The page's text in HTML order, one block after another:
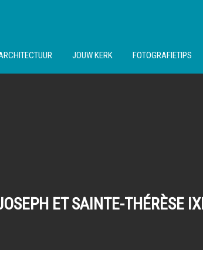
JOUW KERK FOTOGRAFIETIPS
ET SAINTE-THÉRÈSE